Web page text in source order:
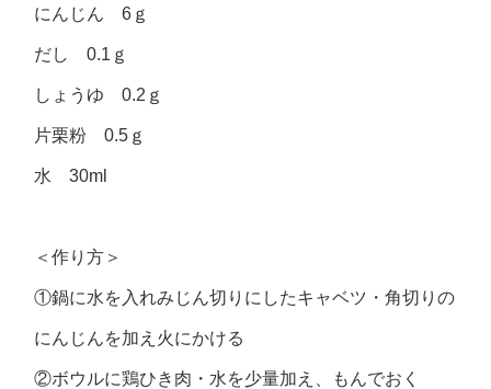
にんじん 6ｇ
だし 0.1ｇ
しょうゆ 0.2ｇ
片栗粉 0.5ｇ
水 30ml
＜作り方＞
①鍋に水を入れみじん切りにしたキャベツ・角切りの
にんじんを加え火にかける
②ボウルに鶏ひき肉・水を少量加え、もんでおく